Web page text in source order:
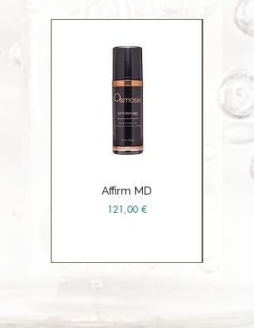
Affirm MD
Precio
121,00 €